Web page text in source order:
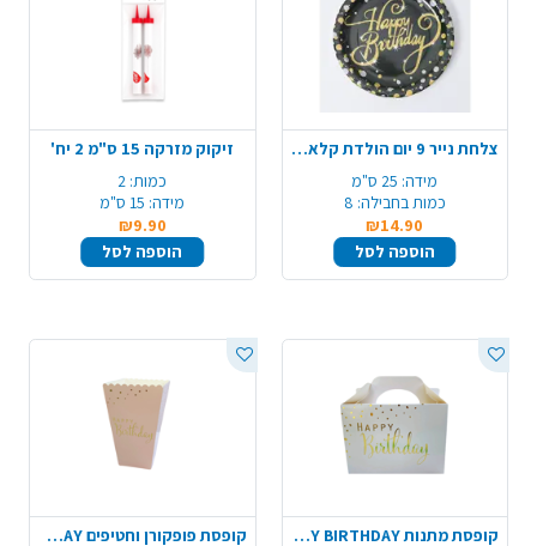
צלחת נייר 9 יום הולדת קלאסי 8 יח' - שחור זהב
מידה: 25 ס"מ
כמות בחבילה: 8
₪14.90
הוספה לסל
זיקוק מזרקה 15 ס"מ 2 יח'
כמות: 2
מידה: 15 ס"מ
₪9.90
הוספה לסל
קופסת מתנות HAPPY BIRTHDAY - לבן
קופסת פופקורן וחטיפים HAPPY BIRTHDAY - ורוד